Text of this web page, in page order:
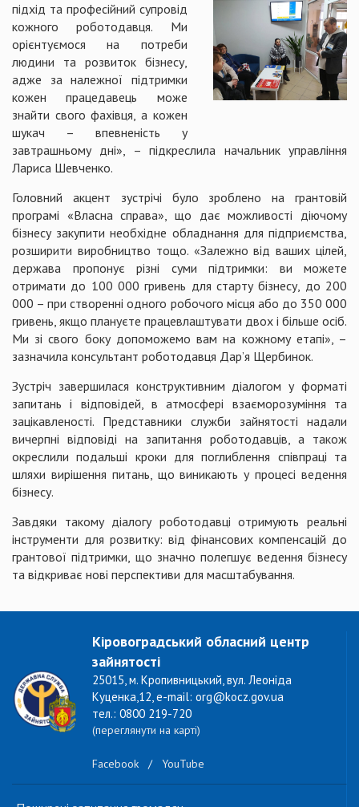
підхід та професійний супровід
кожного роботодавця. Ми
орієнтуємося на потреби
людини та розвиток бізнесу,
адже за належної підтримки
кожен працедавець може
знайти свого фахівця, а кожен
шукач – впевненість у
завтрашньому дні», – підкреслила начальник управління
Лариса Шевченко.
Головний акцент зустрічі було зроблено на грантовій
програмі «Власна справа», що дає можливості діючому
бізнесу закупити необхідне обладнання для підприємства,
розширити виробництво тощо. «Залежно від ваших цілей,
держава пропонує різні суми підтримки: ви можете
отримати до 100 000 гривень для старту бізнесу, до 200
000 – при створенні одного робочого місця або до 350 000
гривень, якщо плануєте працевлаштувати двох і більше осіб.
Ми зі свого боку допоможемо вам на кожному етапі», –
зазначила консультант роботодавця Дар’я Щербинок.
Зустріч завершилася конструктивним діалогом у форматі
запитань і відповідей, в атмосфері взаєморозуміння та
зацікавленості. Представники служби зайнятості надали
вичерпні відповіді на запитання роботодавців, а також
окреслили подальші кроки для поглиблення співпраці та
шляхи вирішення питань, що виникають у процесі ведення
бізнесу.
Завдяки такому діалогу роботодавці отримують реальні
інструменти для розвитку: від фінансових компенсацій до
грантової підтримки, що значно полегшує ведення бізнесу
та відкриває нові перспективи для масштабування.
Кіровоградський обласний центр
зайнятості
25015, м. Кропивницький, вул. Леоніда
Куценка,12, e-mail: org@kocz.gov.ua
тел.: 0800 219-720
(переглянути на карті)
Facebook / YouTube